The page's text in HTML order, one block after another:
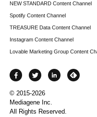
NEW STANDARD Content Channel
Spotify Content Channel
TREASURE Data Content Channel
Instagram Content Channel
Lovable Marketing Group Content
© 2015-2026
Mediagene Inc.
All Rights Reserved.